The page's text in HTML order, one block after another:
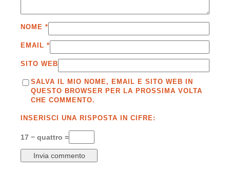
NOME *
EMAIL *
SITO WEB
SALVA IL MIO NOME, EMAIL E SITO WEB IN
QUESTO BROWSER PER LA PROSSIMA VOLTA
CHE COMMENTO.
INSERISCI UNA RISPOSTA IN CIFRE:
17 − quattro =